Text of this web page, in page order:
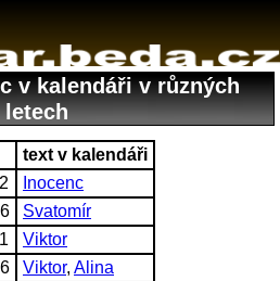
v kalendáři v různých
letech
text v kalendáři
Inocenc
Svatomír
Viktor
Viktor, Alina